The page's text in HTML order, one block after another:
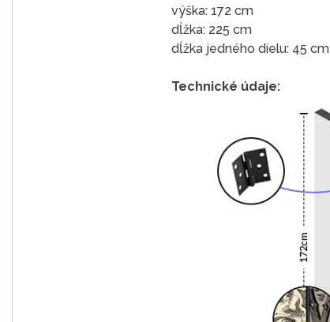
výška: 172 cm
dĺžka: 225 cm
dĺžka jedného dielu: 45 cm
Technické údaje: